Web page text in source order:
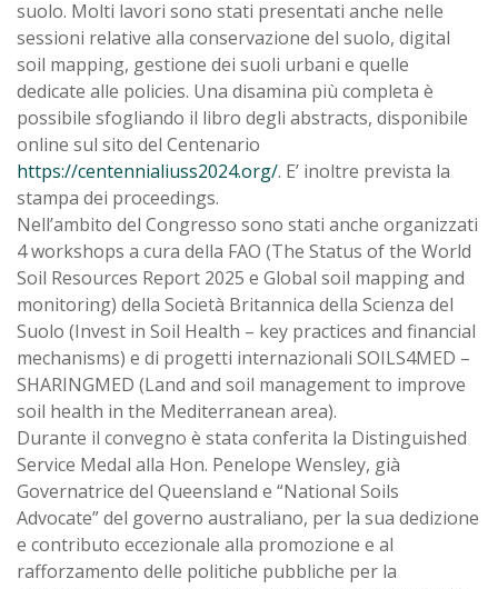
suolo. Molti lavori sono stati presentati anche nelle
sessioni relative alla conservazione del suolo, digital
soil mapping, gestione dei suoli urbani e quelle
dedicate alle policies. Una disamina più completa è
possibile sfogliando il libro degli abstracts, disponibile
online sul sito del Centenario
https://centennialiuss2024.org/. E’ inoltre prevista la
stampa dei proceedings.
Nell’ambito del Congresso sono stati anche organizzati
4 workshops a cura della FAO (The Status of the World
Soil Resources Report 2025 e Global soil mapping and
monitoring) della Società Britannica della Scienza del
Suolo (Invest in Soil Health – key practices and financial
mechanisms) e di progetti internazionali SOILS4MED –
SHARINGMED (Land and soil management to improve
soil health in the Mediterranean area).
Durante il convegno è stata conferita la Distinguished
Service Medal alla Hon. Penelope Wensley, già
Governatrice del Queensland e “National Soils
Advocate” del governo australiano, per la sua dedizione
e contributo eccezionale alla promozione e al
rafforzamento delle politiche pubbliche per la